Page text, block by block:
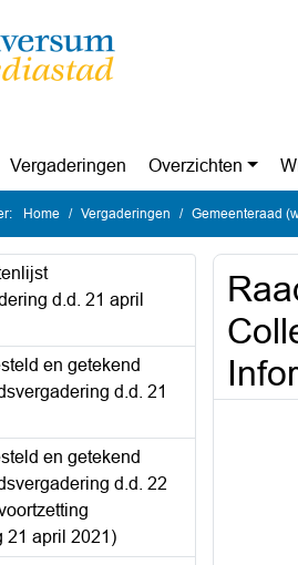
Vergaderingen Overzichten
Home Vergaderingen Gemeenteraad
d.d. 21 april
en getekend
d.d. 21
en getekend
d.d. 22
21 april 2021)